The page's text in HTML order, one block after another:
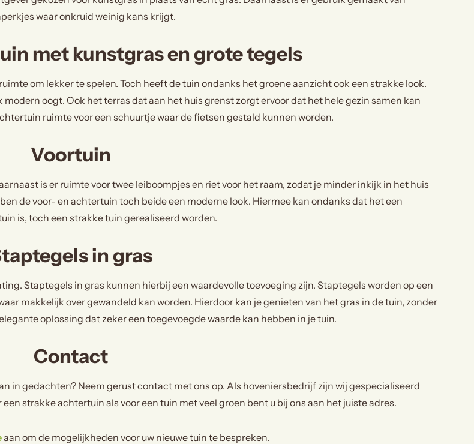
waar onkruid weinig kans krijgt.
met kunstgras en grote tegels
om lekker te spelen. Toch heeft de tuin ondanks het groene aanzicht ook een strakke look.
oogt. Ook het terras dat aan het huis grenst zorgt ervoor dat het hele gezin samen kan
ruimte voor een schuurtje waar de fietsen gestald kunnen worden.
Voortuin
is er ruimte voor twee leiboompjes en riet voor het raam, zodat je minder inkijk in het huis
de voor- en achtertuin toch beide een moderne look. Hiermee kan ondanks dat het een
is, toch een strakke tuin gerealiseerd worden.
in gras
Staptegels in gras kunnen hierbij een waardevolle toevoeging zijn. Staptegels worden op een
makkelijk over gewandeld kan worden. Hierdoor kan je genieten van het gras in de tuin, zonder
oplossing dat zeker een toegevoegde waarde kan hebben in je tuin.
Contact
in gedachten? Neem gerust contact met ons op. Als hoveniersbedrijf zijn wij gespecialiseerd
een strakke achtertuin als voor een tuin met veel groen bent u bij ons aan het juiste adres.
aan om de mogelijkheden voor uw nieuwe tuin te bespreken.